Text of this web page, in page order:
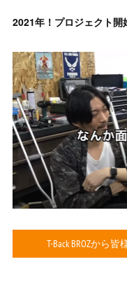
2021年！プロジェクト
T-Back BROZから